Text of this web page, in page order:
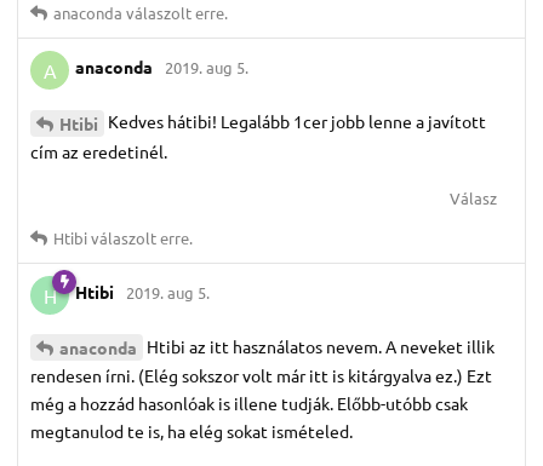
anaconda válaszolt erre.
A anaconda 2019. aug 5.
Htibi Kedves hátibi! Legalább 1cer jobb lenne a javított
cím az eredetinél.
Válasz
Htibiválaszolt erre.
H Htibi 2019. aug 5.
anaconda Htibi az itt használatos nevem. A neveket illik
rendesen írni. (Elég sokszor volt már itt is kitárgyalva ez.) Ezt
még a hozzád hasonlóak is illene tudják. Előbb-utóbb csak
megtanulod te is, ha elég sokat ismételed.